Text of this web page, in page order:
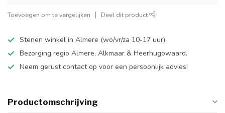
Toevoegen om te vergelijken Deel dit product
Stenen winkel in Almere (wo/vr/za 10-17 uur).
Bezorging regio Almere, Alkmaar & Heerhugowaard.
Neem gerust contact op voor een persoonlijk advies!
Productomschrijving